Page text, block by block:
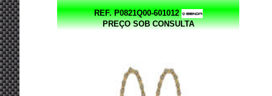
REF. P0821Q00-601012
PREÇO SOB CONSULTA